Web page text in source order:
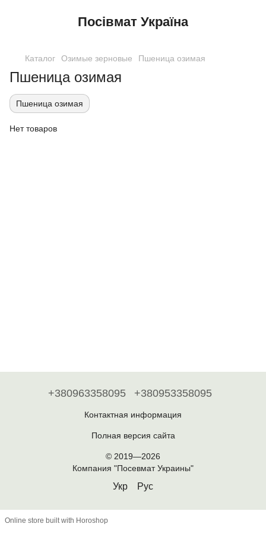
Посівмат Україна
Каталог Озимые зерновые Пшеница озимая
Пшеница озимая
Пшеница озимая
Нет товаров
+380963358095 +380953358095
Контактная информация
Полная версия сайта
© 2019—2026
Компания "Посевмат Украины"
Укр Рус
Online store built with Horoshop